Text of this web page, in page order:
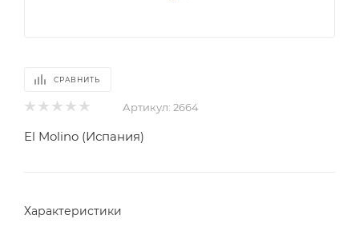
СРАВНИТЬ
Артикул: 2664
El Molino (Испания)
Характеристики